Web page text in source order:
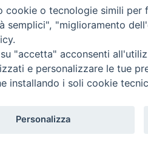
riservati - Vita Trentina
cookie o tecnologie simili per
semplici", "miglioramento
"accetta" acconsenti
e personalizzare le tue
installando i soli cookie
Personalizza